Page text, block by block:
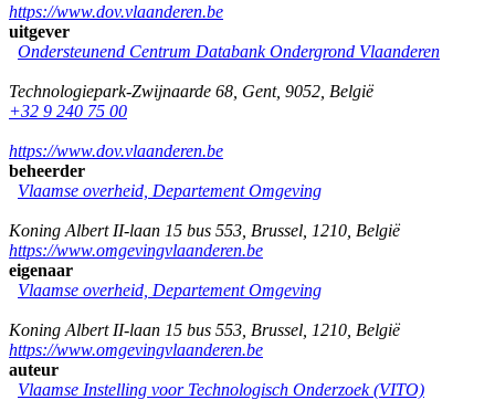
https://www.dov.vlaanderen.be
uitgever
Ondersteunend Centrum Databank Ondergrond Vlaanderen
Technologiepark-Zwijnaarde 68 Gent, 9052 België
+32 9 240 75 00
https://www.dov.vlaanderen.be
beheerder
Vlaamse overheid, Departement Omgeving
Koning Albert II-laan 15 bus 553 Brussel 1210 België
https://www.omgevingvlaanderen.be
eigenaar
Vlaamse overheid, Departement Omgeving
Koning Albert II-laan 15 bus 553 Brussel 1210 België
https://www.omgevingvlaanderen.be
auteur
Vlaamse Instelling voor Technologisch Onderzoek (VITO)